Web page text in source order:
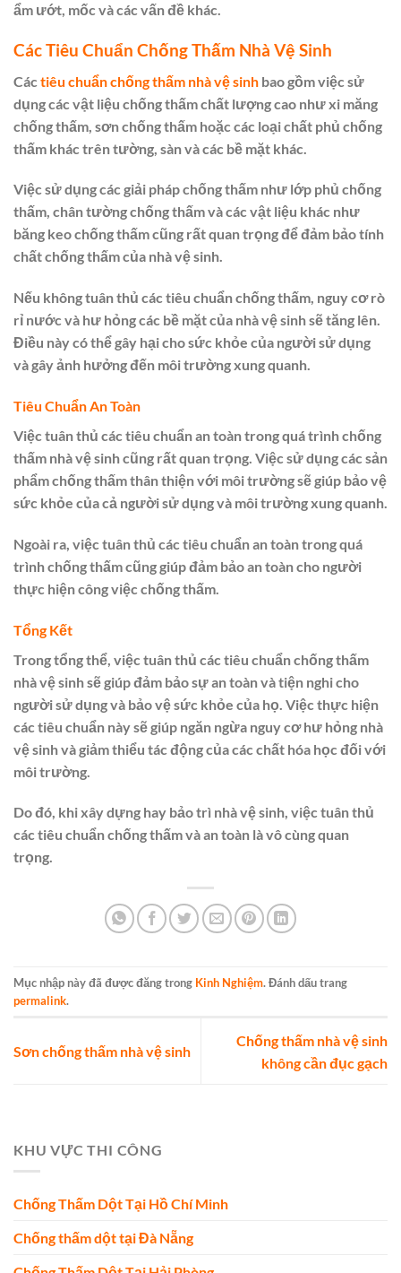
ẩm ướt, mốc và các vấn đề khác.
Các Tiêu Chuẩn Chống Thấm Nhà Vệ Sinh
Các tiêu chuẩn chống thấm nhà vệ sinh bao gồm việc sử
dụng các vật liệu chống thấm chất lượng cao như xi măng
chống thấm, sơn chống thấm hoặc các loại chất phủ chống
thấm khác trên tường, sàn và các bề mặt khác.
Việc sử dụng các giải pháp chống thấm như lớp phủ chống
thấm, chân tường chống thấm và các vật liệu khác như
băng keo chống thấm cũng rất quan trọng để đảm bảo tính
chất chống thấm của nhà vệ sinh.
Nếu không tuân thủ các tiêu chuẩn chống thấm, nguy cơ rò
rỉ nước và hư hỏng các bề mặt của nhà vệ sinh sẽ tăng lên.
Điều này có thể gây hại cho sức khỏe của người sử dụng
và gây ảnh hưởng đến môi trường xung quanh.
Tiêu Chuẩn An Toàn
Việc tuân thủ các tiêu chuẩn an toàn trong quá trình chống
thấm nhà vệ sinh cũng rất quan trọng. Việc sử dụng các sản
phẩm chống thấm thân thiện với môi trường sẽ giúp bảo vệ
sức khỏe của cả người sử dụng và môi trường xung quanh.
Ngoài ra, việc tuân thủ các tiêu chuẩn an toàn trong quá
trình chống thấm cũng giúp đảm bảo an toàn cho người
thực hiện công việc chống thấm.
Tổng Kết
Trong tổng thể, việc tuân thủ các tiêu chuẩn chống thấm
nhà vệ sinh sẽ giúp đảm bảo sự an toàn và tiện nghi cho
người sử dụng và bảo vệ sức khỏe của họ. Việc thực hiện
các tiêu chuẩn này sẽ giúp ngăn ngừa nguy cơ hư hỏng nhà
vệ sinh và giảm thiểu tác động của các chất hóa học đối với
môi trường.
Do đó, khi xây dựng hay bảo trì nhà vệ sinh, việc tuân thủ
các tiêu chuẩn chống thấm và an toàn là vô cùng quan
trọng.
Mục nhập này đã được đăng trong Kinh Nghiệm. Đánh dấu trang
permalink.
Sơn chống thấm nhà vệ sinh
Chống thấm nhà vệ sinh
không cần đục gạch
KHU VỰC THI CÔNG
Chống Thấm Dột Tại Hồ Chí Minh
Chống thấm dột tại Đà Nẵng